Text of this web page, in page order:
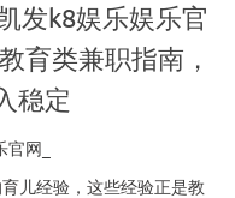
发k8娱乐娱乐官
育类兼职指南，
稳定
网_
儿经验，这些经验正是教